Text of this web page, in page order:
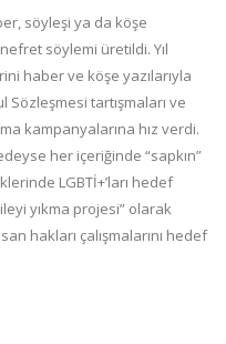
söyleşi ya da köşe
nefret söylemi üretildi. Yıl
haber ve köşe yazılarıyla
tartışmaları ve
kampanyalarına hız verdi.
her içeriğinde “sapkın”
LGBTİ+’ları hedef
yıkma projesi” olarak
hakları çalışmalarını hedef